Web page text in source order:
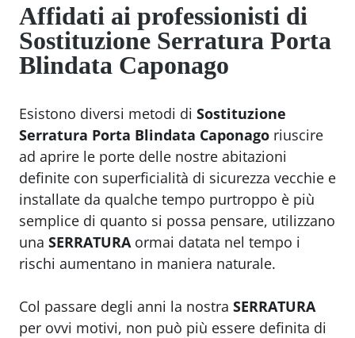
Affidati ai professionisti di
Sostituzione Serratura Porta
Blindata Caponago
Esistono diversi metodi di Sostituzione
Serratura Porta Blindata Caponago riuscire
ad aprire le porte delle nostre abitazioni
definite con superficialità di sicurezza vecchie e
installate da qualche tempo purtroppo è più
semplice di quanto si possa pensare, utilizzano
una SERRATURA ormai datata nel tempo i
rischi aumentano in maniera naturale.
Col passare degli anni la nostra SERRATURA
per ovvi motivi, non può più essere definita di